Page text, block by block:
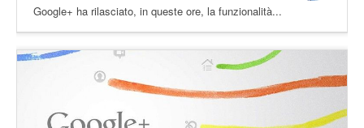
Google+ ha rilasciato, in queste ore, la funzionalità...